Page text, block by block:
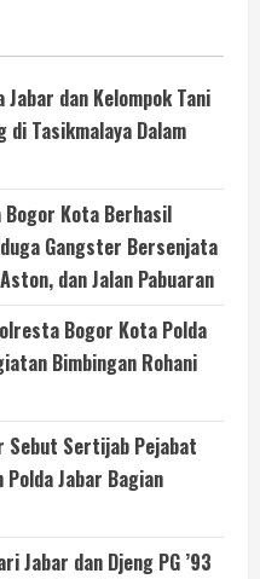
dan Kelompok Tani
di Tasikmalaya Dalam
Kota Berhasil
Gangster Bersenjata
dan Jalan Pabuaran
Bogor Kota Polda
Bimbingan Rohani
Sebut Sertijab Pejabat
Jabar Bagian
Jabar dan Djeng PG ’93